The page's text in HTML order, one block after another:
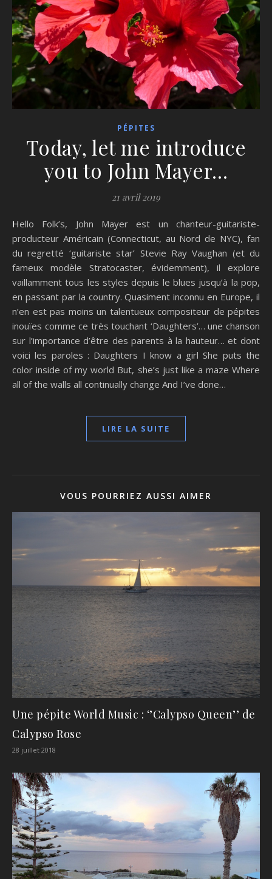
PÉPITES
Today, let me introduce
you to John Mayer…
21 avril 2019
Hello Folk’s, John Mayer est un chanteur-guitariste-
producteur Américain (Connecticut, au Nord de NYC), fan
du regretté ‘guitariste star’ Stevie Ray Vaughan (et du
fameux modèle Stratocaster, évidemment), il explore
vaillamment tous les styles depuis le blues jusqu’à la pop,
en passant par la country. Quasiment inconnu en Europe, il
n’en est pas moins un talentueux compositeur de pépites
inouïes comme ce très touchant ‘Daughters’… une chanson
sur l’importance d’être des parents à la hauteur… et dont
voici les paroles : Daughters I know a girl She puts the
color inside of my world But, she’s just like a maze Where
all of the walls all continually change And I’ve done…
LIRE LA SUITE
VOUS POURRIEZ AUSSI AIMER
Une pépite World Music : ‘’Calypso Queen’’ de
Calypso Rose
28 juillet 2018